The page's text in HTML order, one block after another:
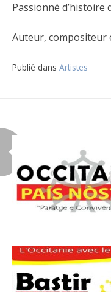
Passionné
Auteur, compositeur
Publié dans Artistes
l’article